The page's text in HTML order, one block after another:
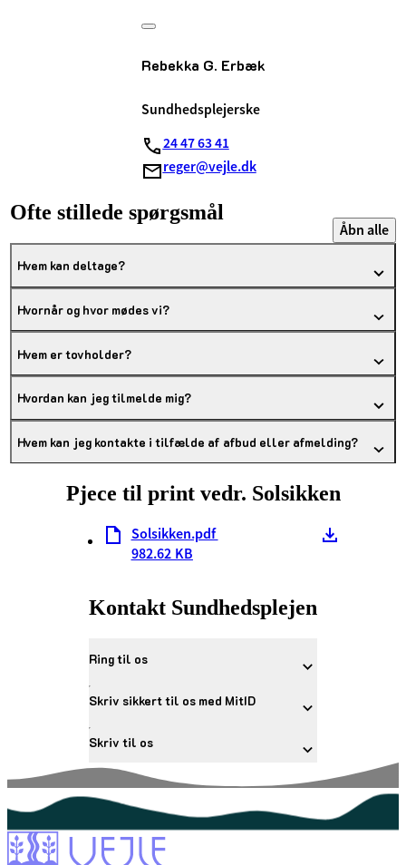
Rebekka G. Erbæk
Sundhedsplejerske
24 47 63 41
reger@vejle.dk
Ofte stillede spørgsmål
Åbn alle
Hvem kan deltage?
Hvornår og hvor mødes vi?
Hvem er tovholder?
Hvordan kan jeg tilmelde mig?
Hvem kan jeg kontakte i tilfælde af afbud eller afmelding?
Pjece til print vedr. Solsikken
Solsikken.pdf
982.62 KB
Kontakt Sundhedsplejen
Ring til os
Skriv sikkert til os med MitID
Skriv til os